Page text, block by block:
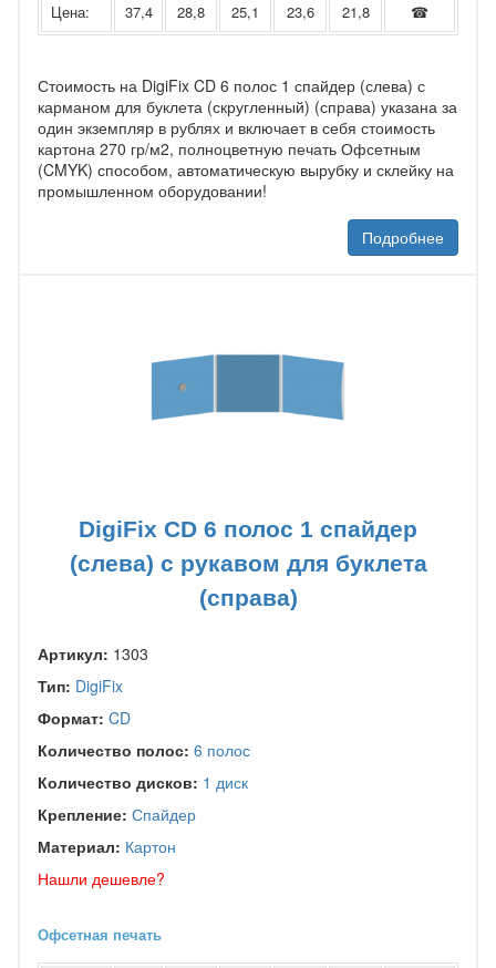
Цена: 37,4 28,8 25,1 23,6 21,8 ☎
Стоимость на DigiFix CD 6 полос 1 спайдер (слева) с
карманом для буклета (скругленный) (справа) указана за
один экземпляр в рублях и включает в себя стоимость
картона 270 гр/м2, полноцветную печать Офсетным
(CMYK) способом, автоматическую вырубку и склейку на
промышленном оборудовании!
Подробнее
DigiFix CD 6 полос 1 спайдер
(слева) с рукавом для буклета
(справа)
Артикул: 1303
Тип: DigiFix
Формат: CD
Количество полос: 6 полос
Количество дисков: 1 диск
Крепление: Спайдер
Материал: Картон
Нашли дешевле?
Офсетная печать